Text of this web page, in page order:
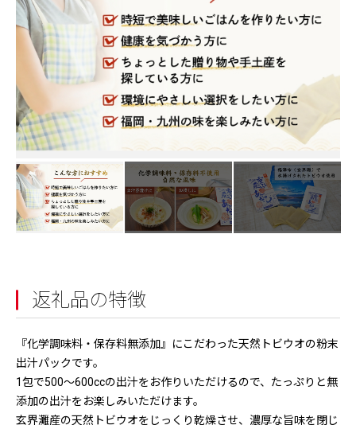
返礼品の特徴
『化学調味料・保存料無添加』にこだわった天然トビウオの粉末
出汁パックです。
1包で500～600ccの出汁をお作りいただけるので、たっぷりと無
添加の出汁をお楽しみいただけます。
玄界灘産の天然トビウオをじっくり乾燥させ、濃厚な旨味を閉じ